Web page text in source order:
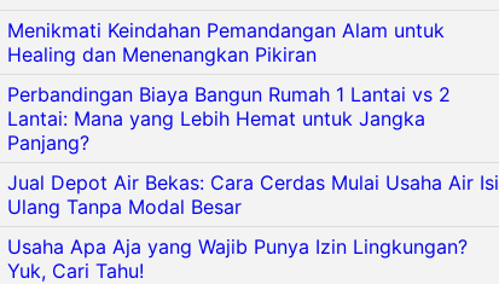
Menikmati Keindahan Pemandangan Alam untuk
Healing dan Menenangkan Pikiran
Perbandingan Biaya Bangun Rumah 1 Lantai vs 2
Lantai: Mana yang Lebih Hemat untuk Jangka
Panjang?
Jual Depot Air Bekas: Cara Cerdas Mulai Usaha Air Isi
Ulang Tanpa Modal Besar
Usaha Apa Aja yang Wajib Punya Izin Lingkungan?
Yuk, Cari Tahu!